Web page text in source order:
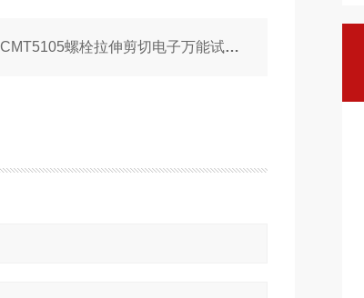
CMT5105螺栓拉伸剪切电子万能试验机